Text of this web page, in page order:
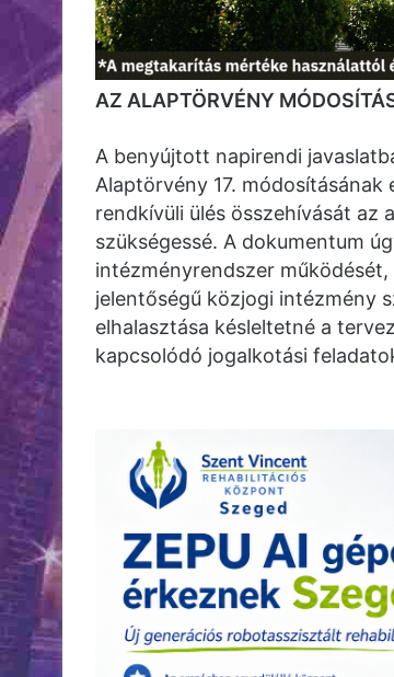
AZ ALAPTÖRVÉNY
A benyújtott napirendi
Alaptörvény 17.
rendkívüli ülés összehívását az
szükségessé. A dokumentum
intézményrendszer
jelentőségű közjogi intézmény
elhalasztása késleltetné a
kapcsolódó jogalkotási